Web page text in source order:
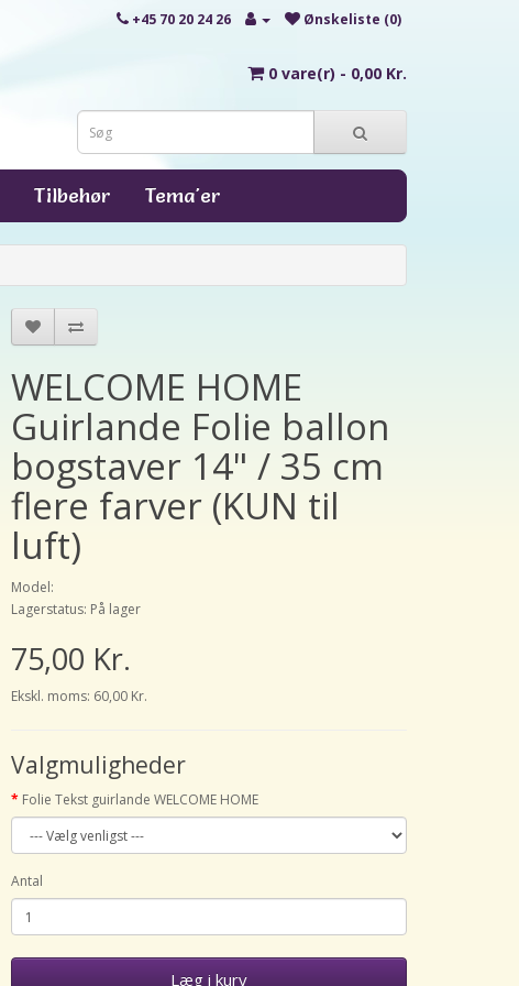
+45 70 20 24 26 Ønskeliste (0)
0 vare(r) - 0,00 Kr.
Tilbehør Tema'er
WELCOME HOME
Guirlande Folie ballon
bogstaver 14" / 35 cm
flere farver (KUN til
luft)
Model:
Lagerstatus: På lager
75,00 Kr.
Ekskl. moms: 60,00 Kr.
Valgmuligheder
Folie Tekst guirlande WELCOME HOME
Antal
Læg i kurv